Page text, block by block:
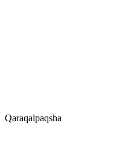
Qaraqalpaqsha